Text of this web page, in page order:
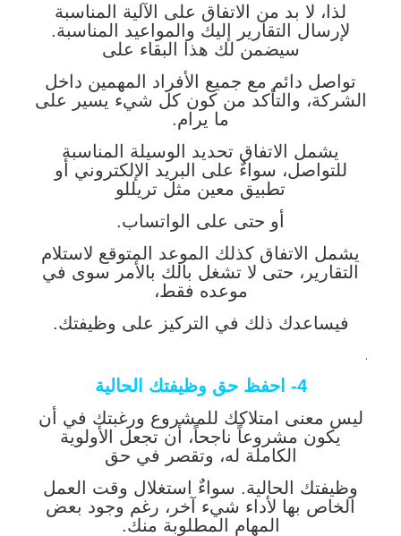
لذا، لا بد من الاتفاق على الآلية المناسبة
لإرسال التقارير إليك والمواعيد المناسبة.
سيضمن لك هذا البقاء على
تواصل دائم مع جميع الأفراد المهمين داخل
الشركة، والتأكد من كون كل شيء يسير على
ما يرام.
يشمل الاتفاق تحديد الوسيلة المناسبة
للتواصل، سواءٌ على البريد الإلكتروني أو
تطبيق معين مثل تريللو
أو حتى على الواتساب.
يشمل الاتفاق كذلك الموعد المتوقع لاستلام
التقارير، حتى لا تشغل بالك بالأمر سوى في
موعده فقط،
فيساعدك ذلك في التركيز على وظيفتك.
.
4- احفظ حق وظيفتك الحالية
ليس معنى امتلاكك للمشروع ورغبتك في أن
يكون مشروعاً ناجحاً، أن تجعل الأولوية
الكاملة له، وتقصر في حق
وظيفتك الحالية. سواءٌ استغلال وقت العمل
الخاص بها لأداء شيء آخر، رغم وجود بعض
المهام المطلوبة منك.